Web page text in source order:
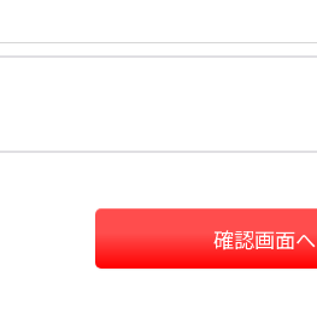
確認画面へ